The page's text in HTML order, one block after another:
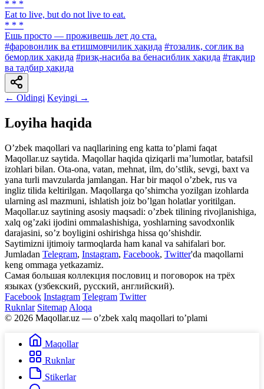
* * *
Eat to live, but do not live to eat.
* * *
Ешь просто — проживешь лет до ста.
#фаровонлик ва етишмовчилик ҳақида #тозалик, соғлик ва
беморлик ҳақида #ризқ-насиба ва бенасиблик ҳақида #тақдир
ва тадбир ҳақида
← Oldingi Keyingi →
Loyiha haqida
Oʼzbek maqollari va naqllarining eng katta toʼplami faqat
Maqollar.uz saytida. Maqollar haqida qiziqarli maʼlumotlar, batafsil
izohlari bilan. Ota-ona, vatan, mehnat, ilm, doʼstlik, sevgi, baxt va
yana turli mavzularda jamlangan. Har bir maqol oʼzbek, rus va
ingliz tilida keltirilgan. Maqollarga qoʼshimcha yozilgan izohlarda
ularning asl mazmuni, ishlatish joiz boʼlgan holatlar yoritilgan.
Maqollar.uz saytining asosiy maqsadi: oʼzbek tilining rivojlanishiga,
xalq ogʼzaki ijodini ommalashishiga, yoshlarning savodxonlik
darajasini, soʼz boyligini oshirishga hissa qoʼshishdir.
Saytimizni ijtimoiy tarmoqlarda ham kanal va sahifalari bor.
Jumladan Telegram, Instagram, Facebook, Twitter'da maqollarni
keng ommaga yetkazamiz.
Самая большая коллекция пословиц и поговорок на трёх
языках (узбекский, русский, английский).
Facebook Instagram Telegram Twitter
Ruknlar Sitemap Aloqa
© 2026 Maqollar.uz — oʼzbek xalq maqollari toʼplami
Maqollar
Ruknlar
Stikerlar